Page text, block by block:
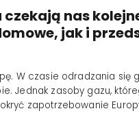
czekają nas
jak i
W czasie odradzania
Jednak zasoby gazu,
zapotrzebowanie